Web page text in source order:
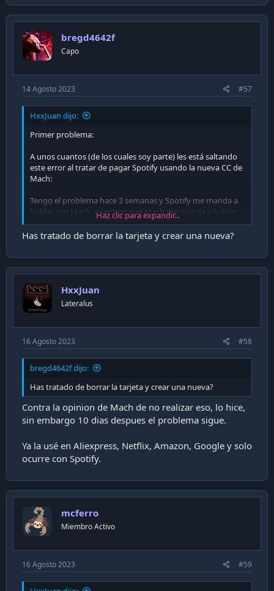
bregd4642f
Capo
14 Agosto 2023 #57
HxxJuan dijo:
Primer problema:
A unos cuantos (de los cuales soy parte) les está saltando
este error al tratar de pagar Spotify usando la nueva CC de
Mach:
Tengo el problema hace 2 semanas y Spotify me manda a
hablar con Mach, mientras que Mach me manda a hablar
con Spotify.
Cuento corto terminé pagando con la nunca bien
ponderada cuenta vista con visa debito del trabajo
mientras Mach y Spotify juegan al Ping Pong con el
problemilla.
Haz clic para expandir...
Has tratado de borrar la tarjeta y crear una nueva?
HxxJuan
Lateralus
16 Agosto 2023 #58
bregd4642f dijo:
Has tratado de borrar la tarjeta y crear una nueva?
Contra la opinion de Mach de no realizar eso, lo hice,
sin embargo 10 dias despues el problema sigue.
Ya la usé en Aliexpress, Netflix, Amazon, Google y solo
ocurre con Spotify.
mcferro
Miembro Activo
16 Agosto 2023 #59